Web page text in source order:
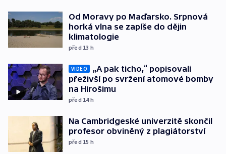
Od Moravy po Maďarsko. Srpnová
horká vlna se zapíše do dějin
klimatologie
před 13 h
VIDEO
„A pak ticho,“ popisovali
přeživší po svržení atomové bomby
na Hirošimu
před 14h
Na Cambridgeské univerzitě skončil
profesor obviněný z plagiátorství
před 15 h